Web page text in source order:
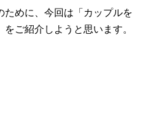
ために、今回は「カップルを
ご紹介しようと思います。